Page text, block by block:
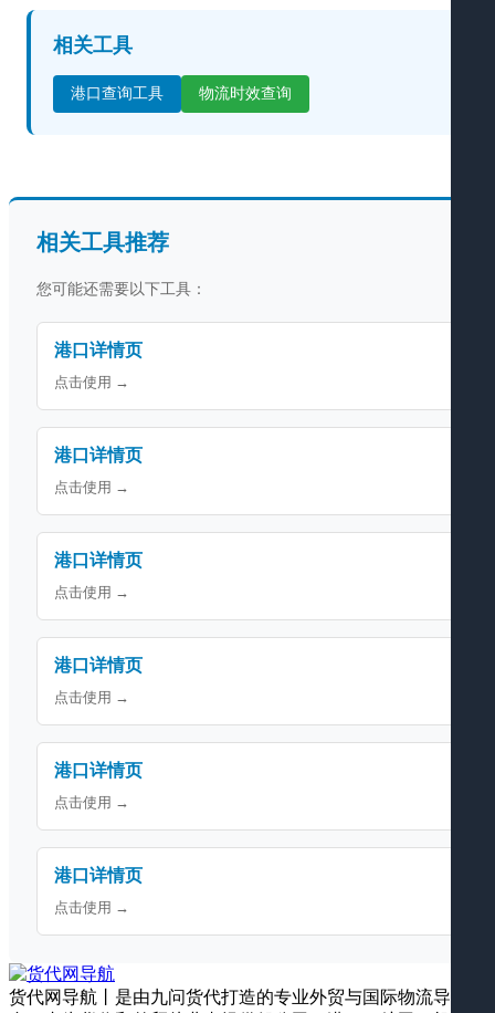
相关工具
港口查询工具 物流时效查询
相关工具推荐
您可能还需要以下工具：
港口详情页
点击使用 →
港口详情页
点击使用 →
港口详情页
点击使用 →
港口详情页
点击使用 →
港口详情页
点击使用 →
港口详情页
点击使用 →
货代网导航丨是由九问货代打造的专业外贸与国际物流导航平